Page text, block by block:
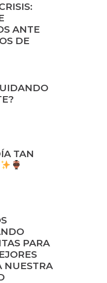
ANTE
DE
TAN
PARA
NUESTRA